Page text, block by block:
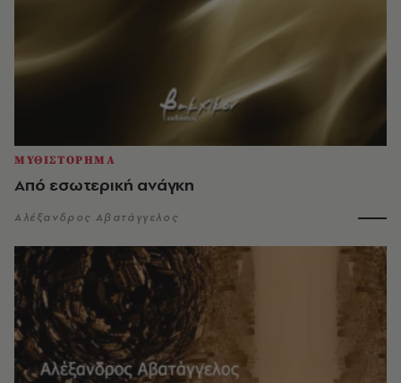
ΜΥΘΙΣΤΟΡΗΜΑ
Από εσωτερική ανάγκη
Αλέξανδρος Αβατάγγελος